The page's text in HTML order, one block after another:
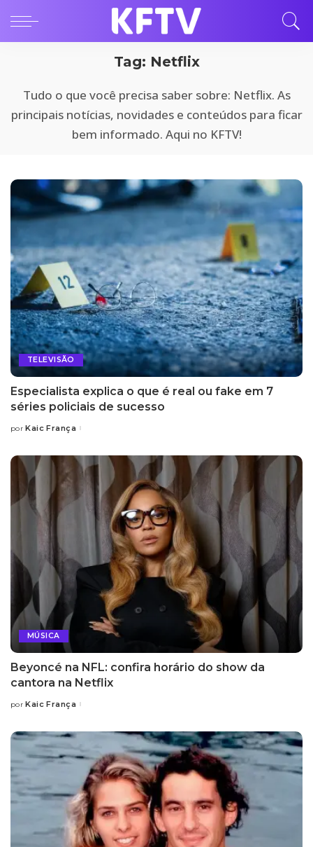
Tag: Netflix
Tudo o que você precisa saber sobre: Netflix. As
principais notícias, novidades e conteúdos para ficar
bem informado. Aqui no KFTV!
TELEVISÃO
Especialista explica o que é real ou fake em 7
séries policiais de sucesso
Posted
por Kaic França
MÚSICA
Beyoncé na NFL: confira horário do show da
cantora na Netflix
Posted
por Kaic França